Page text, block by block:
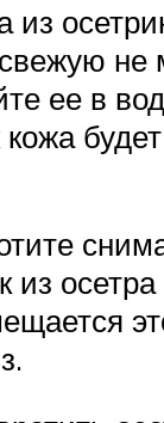
ее в
осетра